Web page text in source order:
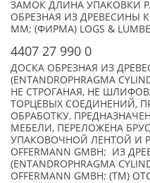
ЗАМОК ДЛИНА УПАКОВКИ
ОБРЕЗНАЯ ИЗ ДРЕВЕСИНЫ
ММ; (ФИРМА) LOGS &
4407 27 990 0
ДОСКА ОБРЕЗНАЯ ИЗ
(ENTANDROPHRAGMA
НЕ СТРОГАНАЯ, НЕ
ТОРЦЕВЫХ СОЕДИНЕНИЙ,
ОБРАБОТКУ,
МЕБЕЛИ, ПЕРЕЛОЖЕНА
УПАКОВОЧНОЙ ЛЕНТОЙ И
OFFERMANN GMBH; ИЗ
(ENTANDROPHRAGMA
OFFERMANN GMBH; (TM)